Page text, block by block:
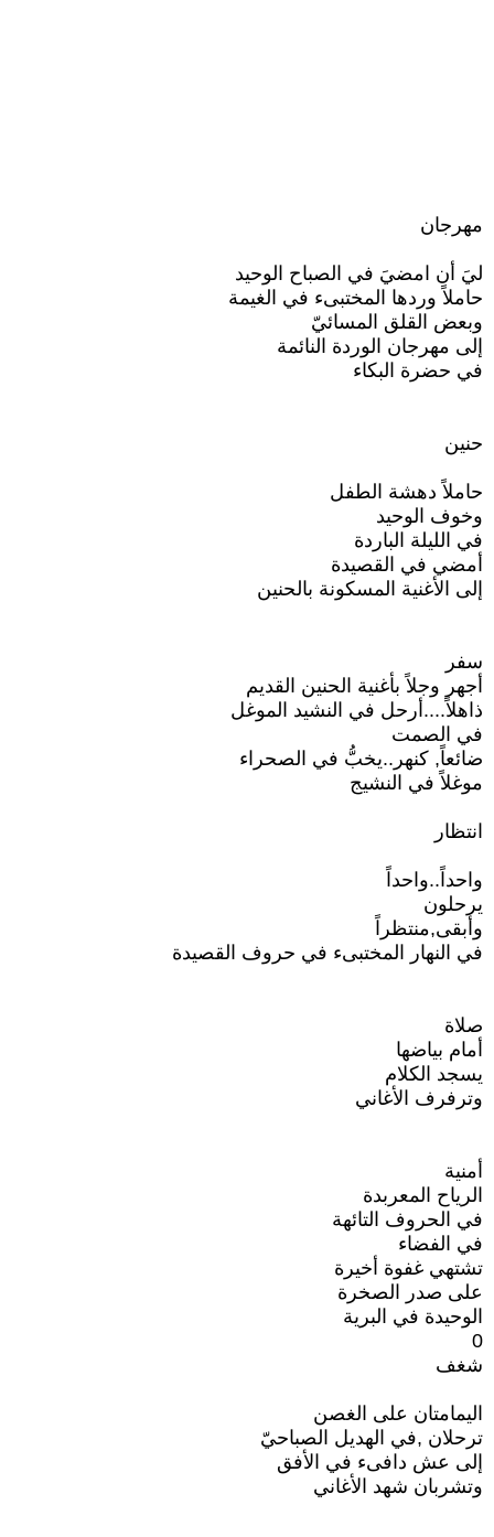
مهرجان
ليَ أن امضيَ في الصباح الوحيد
حاملاً وردها المختبىء في الغيمة
وبعض القلق المسائيّ
إلى مهرجان الوردة النائمة
في حضرة البكاء
حنين
حاملاً دهشة الطفل
وخوف الوحيد
في الليلة الباردة
أمضي في القصيدة
إلى الأغنية المسكونة بالحنين
سفر
أجهر وجلاً بأغنية الحنين القديم
ذاهلاً....أرحل في النشيد الموغل
في الصمت
ضائعاً, كنهر..يخبُّ في الصحراء
موغلاً في النشيج
انتظار
واحداً..واحداً
يرحلون
وأبقى,منتظراً
في النهار المختبىء في حروف القصيدة
صلاة
أمام بياضها
يسجد الكلام
وترفرف الأغاني
أمنية
الرياح المعربدة
في الحروف التائهة
في الفضاء
تشتهي غفوة أخيرة
على صدر الصخرة
الوحيدة في البرية
0
شغف
اليمامتان على الغصن
ترحلان ,في الهديل الصباحيّ
إلى عش دافىء في الأفق
وتشربان شهد الأغاني